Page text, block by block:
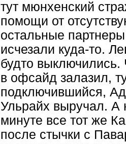
тут мюнхенский
помощи от
остальные
исчезали куда-то.
будто выключились.
в офсайд залазил,
подключившийся,
Ульрайх выручал. А
минуте все тот же
после стычки с